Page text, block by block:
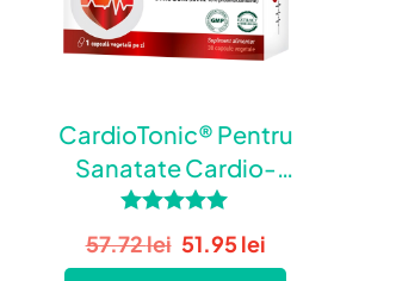
CardioTonic® Pentru
Sanatate Cardio-
Vasculara
5.00
din 5
57.72lei 51.95 lei